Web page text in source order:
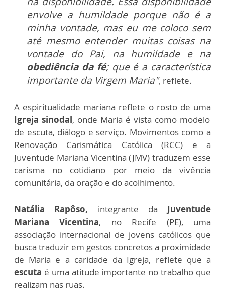
envolve a humildade porque não é a
minha vontade, mas eu me coloco sem
até mesmo entender muitas coisas na
vontade do Pai, na humildade e na
obediência da fé; que é a característica
importante da Virgem Maria", reflete.
A espiritualidade mariana reflete o rosto de uma
Igreja sinodal, onde Maria é vista como modelo
de escuta, diálogo e serviço. Movimentos como a
Renovação Carismática Católica (RCC) e a
Juventude Mariana Vicentina (JMV) traduzem esse
carisma no cotidiano por meio da vivência
comunitária, da oração e do acolhimento.
Natália Rapôso, integrante da Juventude
Mariana Vicentina, no Recife (PE), uma
associação internacional de jovens católicos que
busca traduzir em gestos concretos a proximidade
de Maria e a caridade da Igreja, reflete que a
escuta é uma atitude importante no trabalho que
realizam nas ruas.